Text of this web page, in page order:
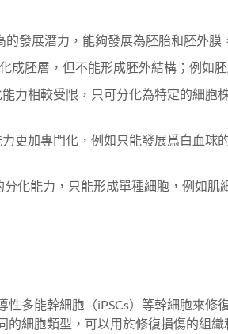
的發展潛力，能夠發展為胚胎和胚外膜
成胚層，但不能形成胚外結構；例如胚
能力相較受限，只可分化為特定的細胞
力更加專門化，例如只能發展爲白血球
分化能力，只能形成單種細胞，例如肌
多能幹細胞（iPSCs）等幹細胞來修
細胞類型，可以用於修復損傷的組